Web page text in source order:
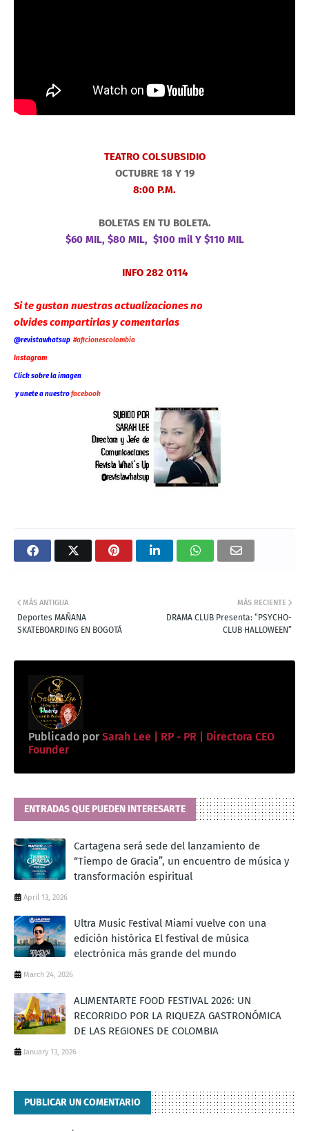
TEATRO COLSUBSIDIO
OCTUBRE 18 Y 19
8:00 P.M.
BOLETAS EN TU BOLETA.
$60 MIL, $80 MIL, $100 mil Y $110 MIL
INFO 282 0114
Si te gustan nuestras actualizaciones no
olvides compartirlas y comentarlas
@revistawhatsup #aficionescolombia
Instagram
Click sobre la imagen
y unete a nuestrofacebook
MÁS RECIENTE
DRAMA CLUB Presenta: “PSYCHO-
CLUB HALLOWEEN”
MÁS ANTIGUA
Deportes MAÑANA
SKATEBOARDING EN BOGOTÁ
Publicado por Sarah Lee | RP - PR | Directora CEO
Founder
ENTRADAS QUE PUEDEN INTERESARTE
Cartagena será sede del lanzamiento de
“Tiempo de Gracia”, un encuentro de música y
transformación espiritual
April 13, 2026
Ultra Music Festival Miami vuelve con una
edición histórica El festival de música
electrónica más grande del mundo
March 24, 2026
ALIMENTARTE FOOD FESTIVAL 2026: UN
RECORRIDO POR LA RIQUEZA GASTRONÓMICA
DE LAS REGIONES DE COLOMBIA
January 13, 2026
PUBLICAR UN COMENTARIO